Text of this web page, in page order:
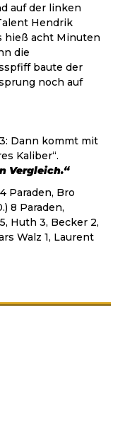
auf der linken
Hendrik
hieß acht Minuten
die
baute der
noch auf
Dann kommt mit
Kaliber“.
Vergleich.“
Paraden, Bro
8 Paraden,
Huth 3, Becker 2,
Walz 1, Laurent